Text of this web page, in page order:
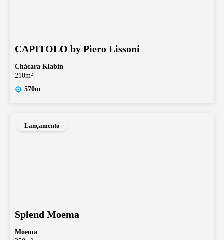
CAPITOLO by Piero Lissoni
Chácara Klabin
210m²
570m
Lançamento
Splend Moema
Moema